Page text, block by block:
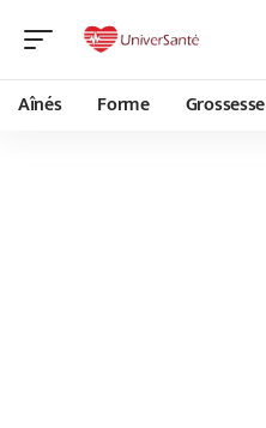
Aînés Forme Grossesse